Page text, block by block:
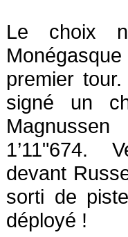
Le choix
premier
signé un
1’11"674.
devant
sorti de
déployé !